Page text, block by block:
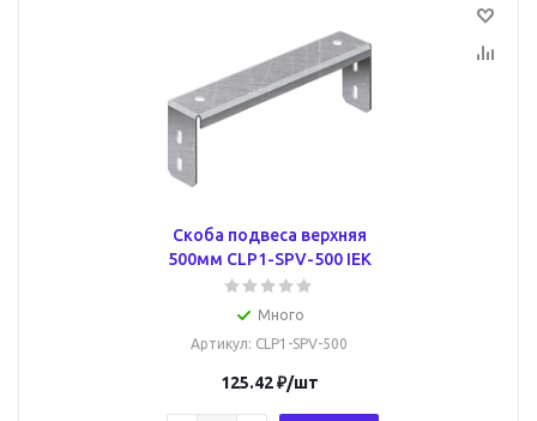
Скоба подвеса верхняя
500мм CLP1-SPV-500 IEK
Много
Артикул: CLP1-SPV-500
125.42₽/шт